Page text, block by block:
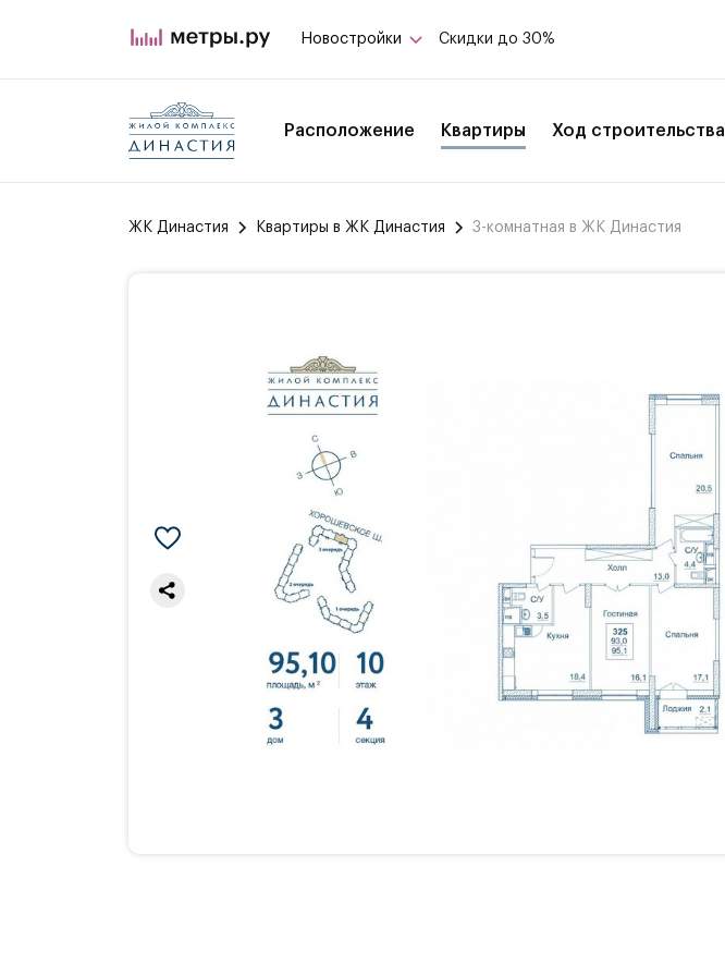
Новостройки Скидки до 30%
Расположение Квартиры Ход строительства
ЖК Династия Квартиры в ЖК Династия 3-комнатная в ЖК Династия